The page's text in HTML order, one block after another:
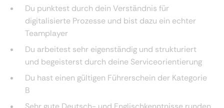
Du punktest durch dein Verständnis für
digitalisierte Prozesse und bist dazu ein echter
Teamplayer
Du arbeitest sehr eigenständig und strukturiert
und begeisterst durch deine Serviceorientierung
Du hast einen gültigen Führerschein der Kategorie
B